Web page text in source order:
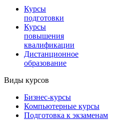
Курсы
подготовки
Курсы
повышения
квалификации
Дистанционное
образование
Виды курсов
Бизнес-курсы
Компьютерные курсы
Подготовка к экзаменам